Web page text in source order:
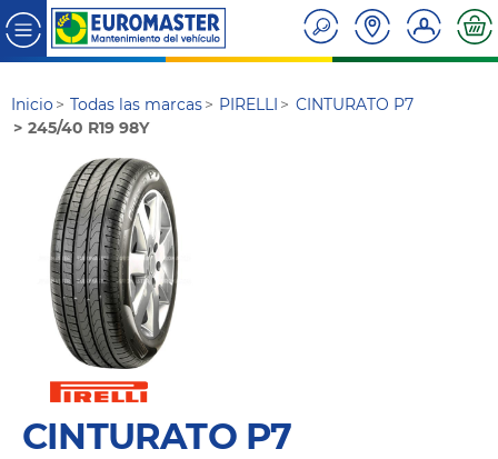
Inicio Todas las marcas PIRELLI
CINTURATO P7
245/40 R19 98Y
CINTURATO P7